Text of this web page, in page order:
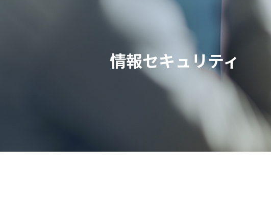
情報セキュリティ